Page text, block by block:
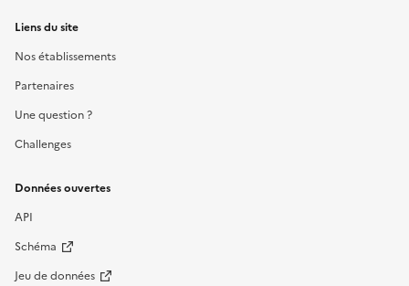
Liens du site
Nos établissements
Partenaires
Une question ?
Challenges
Données ouvertes
API
Schéma
Jeu de données